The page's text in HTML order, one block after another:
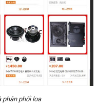
phân phối loa